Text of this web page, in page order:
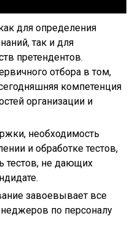
для определения
так и для
претендентов.
отбора в том,
компетенция
организации и
необходимость
и обработке тестов,
тестов, не дающих
завоевывает все
по персоналу